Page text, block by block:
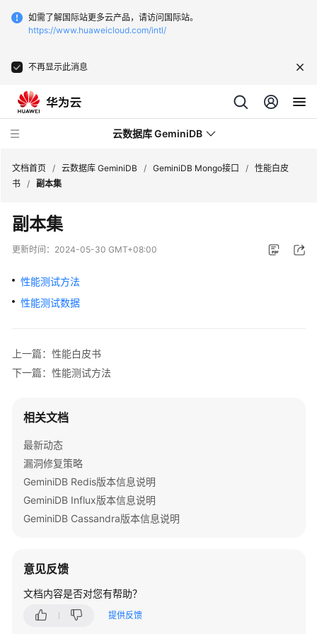
如需了解国际站更多云产品，请访问国际站。
https://www.huaweicloud.com/intl/
不再显示此消息
云数据库 GeminiDB
最
新
动
务
产
绍
GeminiDB
Redis
接
口
接
口
GeminiDB
Cassandra
文档首页 / 云数据库 GeminiDB / GeminiDB Mongo接口 / 性能白皮
书 / 副本集
副本集
更新时间： 2024-05-30 GMT+08:00
性能测试方法
性能测试数据
上一篇：性能白皮书
下一篇：性能测试方法
相关文档
最新动态
漏洞修复策略
GeminiDB Redis版本信息说明
GeminiDB Influx版本信息说明
GeminiDB Cassandra版本信息说明
意见反馈
文档内容是否对您有帮助？
提供反馈